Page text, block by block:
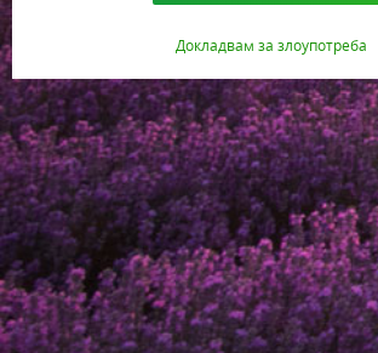
Докладвам за злоупотреба